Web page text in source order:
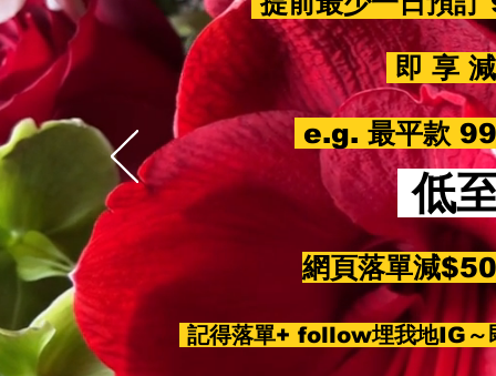
即 享
e.g. 最平款
低
網頁落單減
記得落單+ follow埋我地IG～